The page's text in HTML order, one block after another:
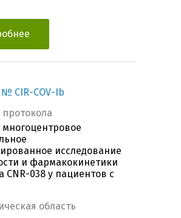
CIR-COV-Ib
исследование
и фармакокинетики
CNR-038 у пациентов с
область